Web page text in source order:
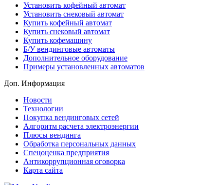
Установить кофейный автомат
Установить снековый автомат
Купить кофейный автомат
Купить снековый автомат
Купить кофемашину
Б/У вендинговые автоматы
Дополнительное оборудование
Примеры установленных автоматов
Доп. Информация
Новости
Технологии
Покупка вендинговых сетей
Алгоритм расчета электроэнергии
Плюсы вендинга
Обработка персональных данных
Спецоценка предприятия
Антикоррупционная оговорка
Карта сайта